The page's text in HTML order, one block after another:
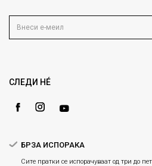
Блог
Gift Card
Како да купите
Замена и рефундација на производи
СЛЕДИ НÉ
БРЗА ИСПОРАКА
Сите пратки се испорачуваат од три до